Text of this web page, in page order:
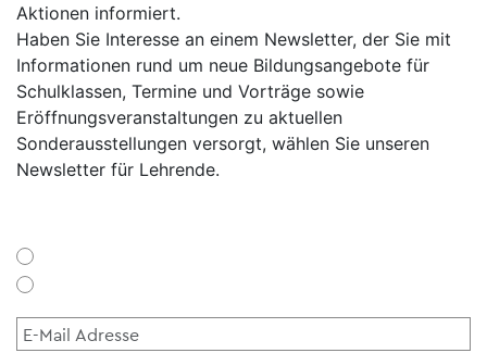
Aktionen informiert.
Haben Sie Interesse an einem Newsletter, der Sie mit
Informationen rund um neue Bildungsangebote für
Schulklassen, Termine und Vorträge sowie
Eröffnungsveranstaltungen zu aktuellen
Sonderausstellungen versorgt, wählen Sie unseren
Newsletter für Lehrende.